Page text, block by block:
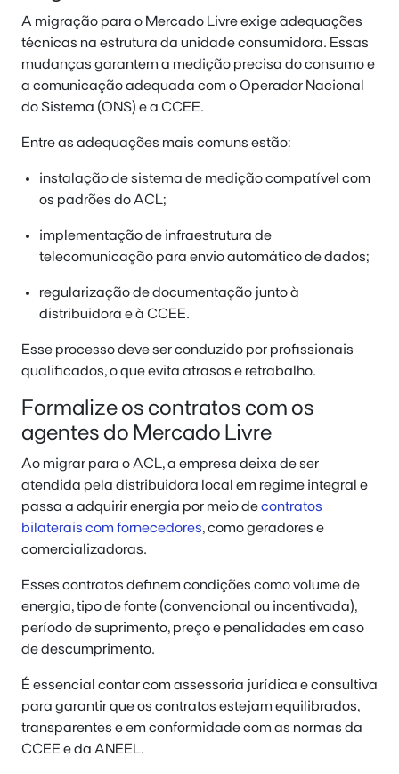
A migração para o Mercado Livre exige adequações
técnicas na estrutura da unidade consumidora. Essas
mudanças garantem a medição precisa do consumo e
a comunicação adequada com o Operador Nacional
do Sistema (ONS) e a CCEE.
Entre as adequações mais comuns estão:
instalação de sistema de medição compatível com
os padrões do ACL;
implementação de infraestrutura de
telecomunicação para envio automático de dados;
regularização de documentação junto à
distribuidora e à CCEE.
Esse processo deve ser conduzido por profissionais
qualificados, o que evita atrasos e retrabalho.
Formalize os contratos com os
agentes do Mercado Livre
Ao migrar para o ACL, a empresa deixa de ser
atendida pela distribuidora local em regime integral e
passa a adquirir energia por meio decontratos
bilaterais com fornecedores, como geradores e
comercializadoras.
Esses contratos definem condições como volume de
energia, tipo de fonte (convencional ou incentivada),
período de suprimento, preço e penalidades em caso
de descumprimento.
É essencial contar com assessoria jurídica e consultiva
para garantir que os contratos estejam equilibrados,
transparentes e em conformidade com as normas da
CCEE e da ANEEL.